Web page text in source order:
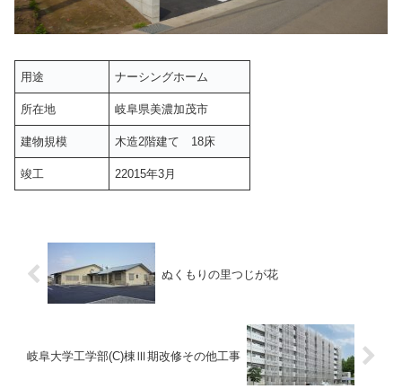
用途 ナーシングホーム
所在地 岐阜県美濃加茂市
建物規模 木造2階建て 18床
竣工 22015年3月
ぬくもりの里つじが花
岐阜大学工学部(C)棟Ⅲ期改修その他工事